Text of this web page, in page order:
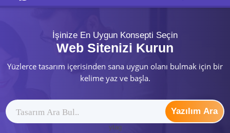
İşinize En Uygun Konsepti Seçin
Web Sitenizi Kurun
Yüzlerce tasarım içerisinden sana uygun olanı bulmak için bir
kelime yaz ve başla.
Yazılım Ara
ytag